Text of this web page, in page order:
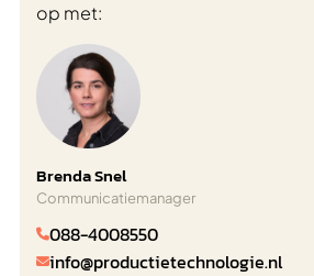
op met:
Brenda Snel
Communicatiemanager
088-4008550
info@productietechnologie.nl